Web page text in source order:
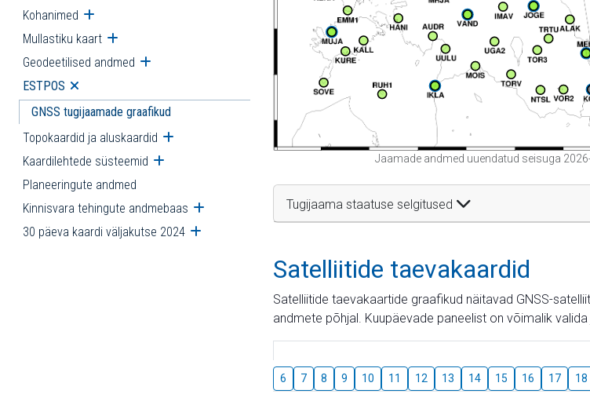
Kohanimed Ava alammenüü
Mullastiku kaart Ava alammenüü
Geodeetilised andmed Ava alammenüü
ESTPOS Ava alammenüü
GNSS tugijaamade graafikud
Topokaardid ja aluskaardid Ava alammenüü
Kaardilehtede süsteemid Ava alammenüü
Planeeringute andmed
Kinnisvara tehingute andmebaas Ava alammenüü
30 päeva kaardi väljakutse 2024 Ava alammenüü
Jaamade andmed uuendatud seisuga
Tugijaama staatuse selgitused
Satelliitide taevakaardid
Satelliitide taevakaartide graafikud näitavad GNSS-
andmete põhjal. Kuupäevade paneelist on võimalik
6 7 8 9 10 11 12 13 14 15 16 17 18